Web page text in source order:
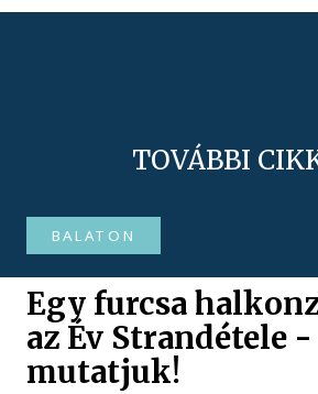
TOVÁBBI
BALATON
Egy furcsa
az Év Strandétele -
mutatjuk!